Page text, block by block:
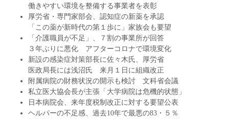
働きやすい環境を整備する事業者を表彰
厚労省・専門家部会、認知症の新薬を承認
「この薬が新時代の第１歩に」家族会も要望
「介護職員が不足」、７割の事業所が回答
３年ぶりに悪化 アフターコロナで環境変化
新設の感染症対策部長に佐々木氏、厚労省
医政局長には浅沼氏 来月１日に組織改正
附属病院の財務状況の開示も検討 文科省会議
私立医大協会長が主張「大学病院は危機的状態」
日本病院会、来年度税制改正に対する要望公表
ヘルパーの不足感、過去10年で最悪の83・５％